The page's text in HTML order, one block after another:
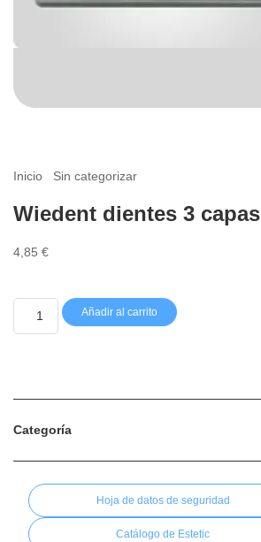
Inicio Sin categorizar
Wiedent dientes 3 capas
4,85 €
Añadir al carrito
Categoría
Hoja de datos de seguridad
Catálogo de Estetic